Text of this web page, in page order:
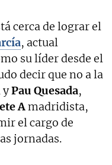
cerca de lograr el
, actual
su líder desde el
decir que no a la
yPau Quesada,
Amadridista,
el cargo de
jornadas.